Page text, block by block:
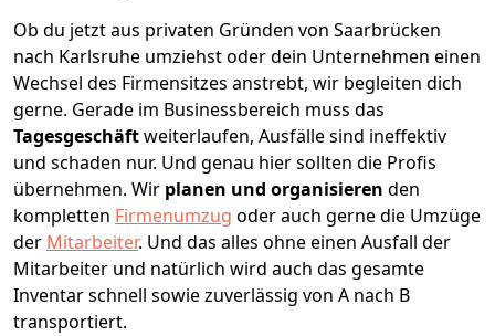
Ob du jetzt aus privaten Gründen von Saarbrücken
nach Karlsruhe umziehst oder dein Unternehmen einen
Wechsel des Firmensitzes anstrebt, wir begleiten dich
gerne. Gerade im Businessbereich muss das
Tagesgeschäftweiterlaufen, Ausfälle sind ineffektiv
und schaden nur. Und genau hier sollten die Profis
übernehmen. Wir planen und organisieren den
kompletten Firmenumzug oder auch gerne die Umzüge
der Mitarbeiter. Und das alles ohne einen Ausfall der
Mitarbeiter und natürlich wird auch das gesamte
Inventar schnell sowie zuverlässig von A nach B
transportiert.